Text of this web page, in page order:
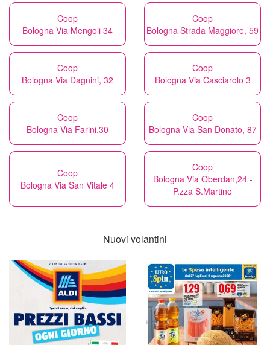
Coop
Bologna Via Mengoli 34
Coop
Bologna Strada Maggiore, 59
Coop
Bologna Via Dagnini, 32
Coop
Bologna Via Casciarolo 3
Coop
Bologna Via Farini,30
Coop
Bologna Via San Donato, 87
Coop
Bologna Via San Vitale 4
Coop
Bologna Via Oberdan,24 -
P.zza S.Martino
Nuovi volantini